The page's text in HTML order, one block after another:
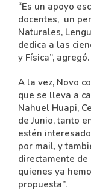
“Es un apoyo
docentes, un
Naturales,
dedica a las
y Física”, agregó.
A la vez, Novo
que se lleva a
Nahuel Huapi,
de Junio, tanto
estén
por mail, y
directamente
quienes ya
propuesta”.